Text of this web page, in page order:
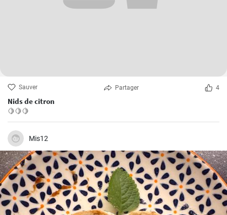
Sauver Partager 4
Nids de citron
🍋🍋🍋
Mis12